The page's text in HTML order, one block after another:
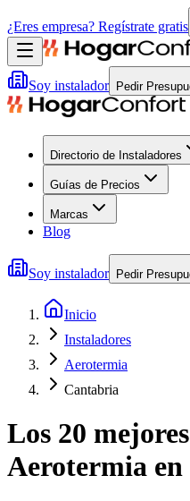
¿Eres empresa? Regístrate gratis
Soy instalador Pedir
Directorio de Instaladores
Guías de Precios
Marcas
Blog
Soy instalador Pedir
Inicio
Instaladores
Aerotermia
Cantabria
Los 20 mejores
Aerotermia en